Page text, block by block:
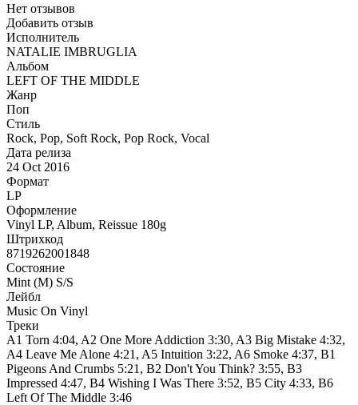
Нет отзывов
Добавить отзыв
Исполнитель
NATALIE IMBRUGLIA
Альбом
LEFT OF THE MIDDLE
Жанр
Поп
Стиль
Rock, Pop, Soft Rock, Pop Rock, Vocal
Дата релиза
24 Oct 2016
Формат
LP
Оформление
Vinyl LP, Album, Reissue 180g
Штрихкод
8719262001848
Состояние
Mint (M) S/S
Лейбл
Music On Vinyl
Треки
A1 Torn 4:04, A2 One More Addiction 3:30, A3 Big Mistake 4:32,
A4 Leave Me Alone 4:21, A5 Intuition 3:22, A6 Smoke 4:37, B1
Pigeons And Crumbs 5:21, B2 Don't You Think? 3:55, B3
Impressed 4:47, B4 Wishing I Was There 3:52, B5 City 4:33, B6
Left Of The Middle 3:46